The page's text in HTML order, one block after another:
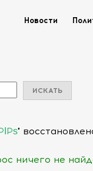
Новости
"
ничего не